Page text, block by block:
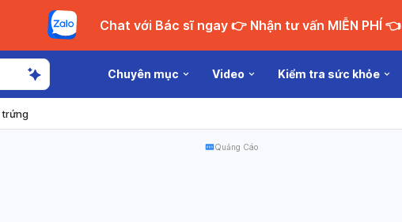
Chat với Bác sĩ ngay 👉 Nhận tư vấn MIỄN PHÍ 👈
Chuyên mục Video Kiểm tra sức khỏe
Quảng Cáo